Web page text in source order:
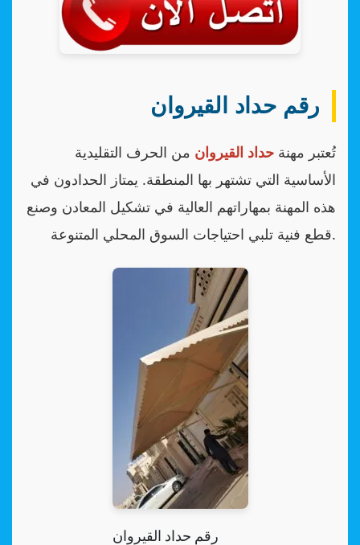
رقم حداد القيروان
تُعتبر مهنة حداد القيروان من الحرف التقليدية
الأساسية التي تشتهر بها المنطقة. يمتاز الحدادون في
هذه المهنة بمهاراتهم العالية في تشكيل المعادن وصنع
قطع فنية تلبي احتياجات السوق المحلي المتنوعة.
رقم حداد القيروان